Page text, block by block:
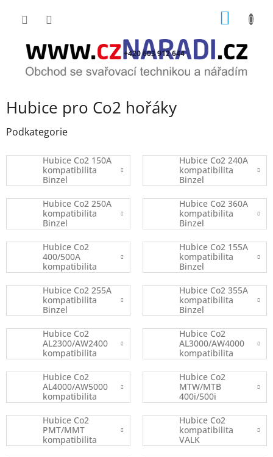
+420 603 912 644
Hubice pro Co2 hořáky
Podkategorie
Hubice Co2 150A
kompatibilita
Binzel
Hubice Co2 240A
kompatibilita
Binzel
Hubice Co2 250A
kompatibilita
Binzel
Hubice Co2 360A
kompatibilita
Binzel
Hubice Co2
400/500A
kompatibilita
Binzel
Hubice Co2 155A
kompatibilita
Binzel
Hubice Co2 255A
kompatibilita
Binzel
Hubice Co2 355A
kompatibilita
Binzel
Hubice Co2
AL2300/AW2400
kompatibilita
Fronius
Hubice Co2
AL3000/AW4000
kompatibilita
Fronius
Hubice Co2
AL4000/AW5000
kompatibilita
Fronius
Hubice Co2
MTW/MTB
400i/500i
kompatibilita
Fronius
Hubice Co2
PMT/MMT
kompatibilita
Kemppi
Hubice Co2
kompatibilita
VALK